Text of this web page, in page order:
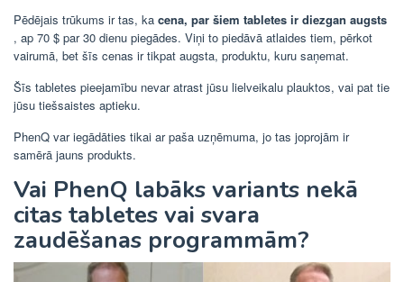
Pēdējais trūkums ir tas, ka cena, par šiem tabletes ir diezgan augsts
, ap 70 $ par 30 dienu piegādes. Viņi to piedāvā atlaides tiem, pērkot
vairumā, bet šīs cenas ir tikpat augsta, produktu, kuru saņemat.
Šīs tabletes pieejamību nevar atrast jūsu lielveikalu plauktos, vai pat tie
jūsu tiešsaistes aptieku.
PhenQ var iegādāties tikai ar paša uzņēmuma, jo tas joprojām ir
samērā jauns produkts.
Vai PhenQ labāks variants nekā
citas tabletes vai svara
zaudēšanas programmām?